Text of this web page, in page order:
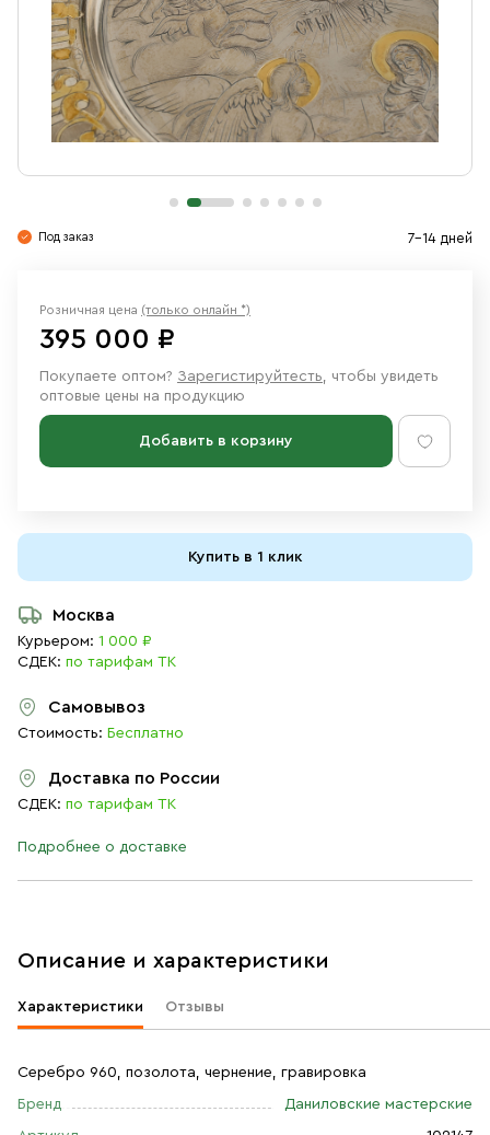
Свечи
Ювелирные изделия
Под заказ 7-14 дней
Розничная цена (только онлайн *)
395 000 ₽
Покупаете оптом? Зарегистируйтесть, чтобы увидеть
оптовые цены на продукцию
Добавить в корзину
Купить в 1 клик
Москва
Курьером: 1 000 ₽
СДЕК: по тарифам ТК
Самовывоз
Стоимость: Бесплатно
Доставка по России
СДЕК: по тарифам ТК
Подробнее о доставке
Описание и характеристики
Характеристики Отзывы
Серебро 960, позолота, чернение, гравировка
Бренд Даниловские мастерские